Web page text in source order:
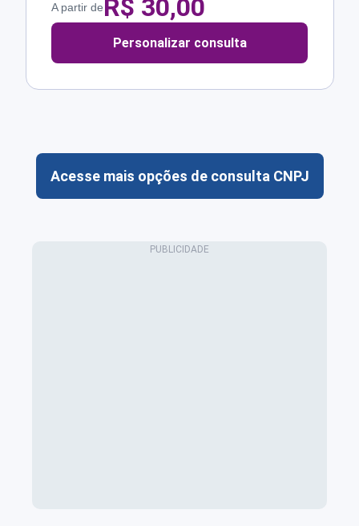
A partir deR$ 30,00
Personalizar consulta
Acesse mais opções de consulta CNPJ